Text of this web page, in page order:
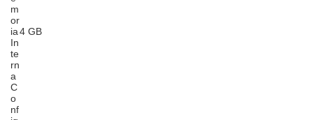
m
or
ia
In
te
rn
a
4 GB
C
o
nf